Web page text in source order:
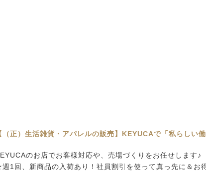
（正）生活雑貨・アパレルの販売】KEYUCAで「私らしい
のお店でお客様対応や、売場づくりをお任せします♪
1回、新商品の入荷あり！社員割引を使って真っ先に＆お